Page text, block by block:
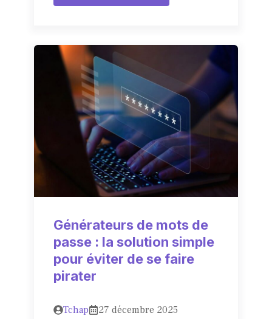
Générateurs de mots de
passe : la solution simple
pour éviter de se faire
pirater
Tchap
27 décembre 2025